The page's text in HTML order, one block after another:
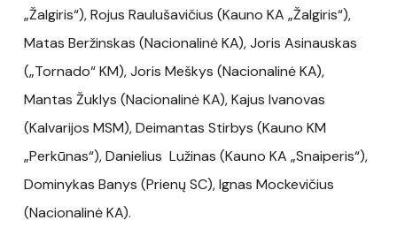
„Žalgiris“), Rojus Raulušavičius (Kauno KA „Žalgiris“),
Matas Beržinskas (Nacionalinė KA), Joris Asinauskas
(„Tornado“ KM), Joris Meškys (Nacionalinė KA),
Mantas Žuklys (Nacionalinė KA), Kajus Ivanovas
(Kalvarijos MSM), Deimantas Stirbys (Kauno KM
„Perkūnas“), Danielius Lužinas (Kauno KA „Snaiperis“),
Dominykas Banys (Prienų SC), Ignas Mockevičius
(Nacionalinė KA).